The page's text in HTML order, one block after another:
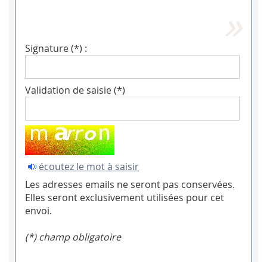
Signature (*) :
Validation de saisie (*)
écoutez le mot à saisir
Les adresses emails ne seront pas conservées.
Elles seront exclusivement utilisées pour cet
envoi.
(*) champ obligatoire